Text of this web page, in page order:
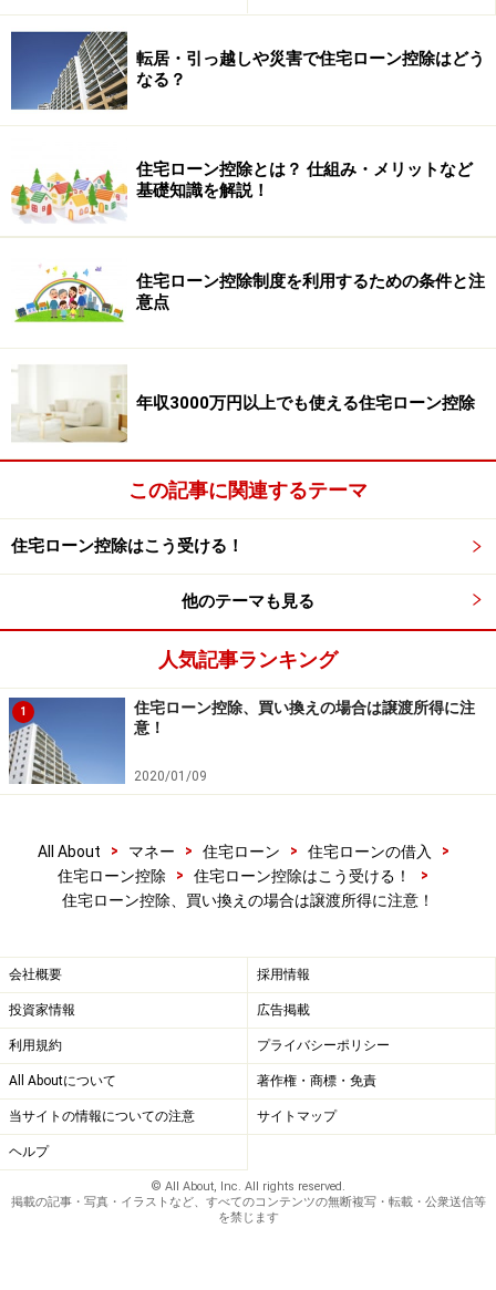
合は、どうなるのでしょうか。
譲渡損失は、他の所得との損益通算によって、譲渡した
年とその翌年以降3年（都合4年）は損失額を繰越控除す
入れた場合、住宅ローン控除を併用できますが、実際に
は、譲渡損失の額によっては、課税所得がゼロになるた
め、住宅ローン控除する所得税がないことになります。
一例で説明すると、仮に給与所得が600万円の人が、買
い換えで2000万円の譲渡損失があったとします。この年
の課税所得はゼロとなります。それでも損失分は1400万
円残っているため、これを翌年以降も繰り越して控除し
ていくことができます。
結果的に、損失がなくなるのは、4年後。この年は課税
所得が400万円になるので、これにかかる所得税から、
住宅ローン控除によって税額が控除されることになりま
す。
は控除する税金がなかったとしても、適用期間は始まっ
ています。控除できる年から10年ではなく、残り7年が
実質的な控除期間となります。あくまでも適用開始から
10年ということです。
譲渡損失は翌年以降3年間、繰越ができる
単純に、新規に住宅ローンを借り入れ、住宅を購入した
場合は、確定申告（会社員は翌年からは年末調整で対
応）すれば、ローン残高に応じた金額が税額控除で還付
されるだけなので、わかりやすいのですが、不動産の売
転居・引っ越しや災害で住宅ローン控除はどう
なる？
住宅ローン控除とは？ 仕組み・メリットなど
基礎知識を解説！
住宅ローン控除制度を利用するための条件と注
意点
年収3000万円以上でも使える住宅ローン控除
この記事に関連するテーマ
住宅ローン控除はこう受ける！
他のテーマも見る
人気記事ランキング
1
住宅ローン控除、買い換えの場合は譲渡所得に注
意！
2020/01/09
All About > マネー > 住宅ローン > 住宅ローンの借入
>
住宅ローン控除
> 住宅ローン控除はこう受ける！
>
住宅ローン控除、買い換えの場合は譲渡所得に注意！
会社概要 採用情報
投資家情報 広告掲載
利用規約 プライバシーポリシー
All Aboutについて 著作権・商標・免責
当サイトの情報についての注意 サイトマップ
ヘルプ
© All About, Inc. All rights reserved.
掲載の記事・写真・イラストなど、すべてのコンテンツの無断複写・転載・公衆送信等
を禁じます